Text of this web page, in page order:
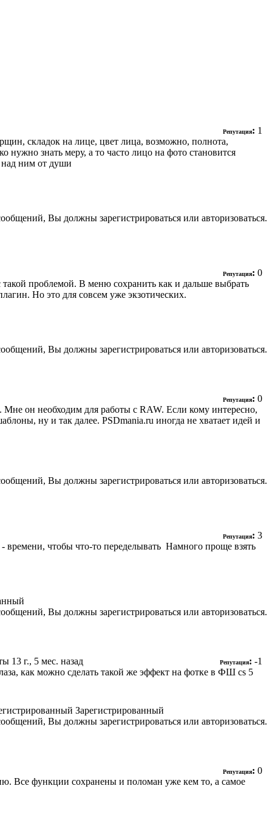
Репутация: 1
складок на лице, цвет лица, возможно, полнота,
нужно знать меру, а то часто лицо на фото становится
над ним от души
Вы должны зарегистрироваться или авторизоваться.
Репутация: 0
проблемой. В меню сохранить как и дальше выбрать
Но это для совсем уже экзотических.
Вы должны зарегистрироваться или авторизоваться.
Репутация: 0
Мне он необходим для работы с RAW. Если кому интересно,
ну и так далее. PSDmania.ru иногда не хватает идей и
Вы должны зарегистрироваться или авторизоваться.
Репутация: 3
времени, чтобы что-то переделывать Намного проще взять
Вы должны зарегистрироваться или авторизоваться.
13 г., 5 мес. назад Репутация: -1
как можно сделать такой же эффект на фотке в ФШ cs 5
Зарегистрированный
Вы должны зарегистрироваться или авторизоваться.
Репутация: 0
Все функции сохранены и поломан уже кем то, а самое